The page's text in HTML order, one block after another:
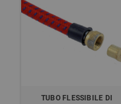
TUBO FLESSIBILE DI